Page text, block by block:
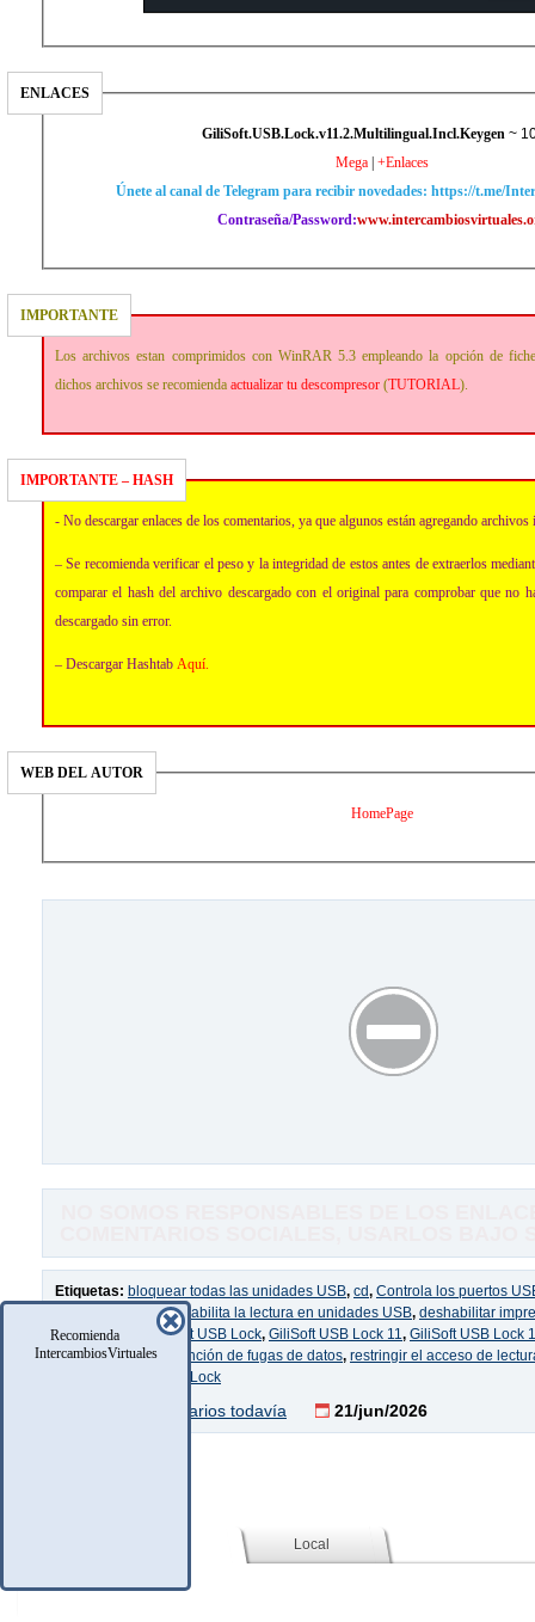
Recomienda
IntercambiosVirtuales
ENLACES
GiliSoft.USB.Lock.v11.2.Multilingual.Incl.Keygen ~
Mega +Enlaces
Únete al canal de Telegram para recibir novedades: https://t.me/
Contraseña/Password:
IMPORTANTE
Los archivos estan comprimidos con WinRAR 5.3 empleando la opción de
dichos archivos se recomienda actualizar tu descompresor (TUTORIAL).
IMPORTANTE – HASH
- No descargar enlaces de los comentarios, ya que algunos están agregando
– Se recomienda verificar el peso y la integridad de estos antes de extraerlos
comparar el hash del archivo descargado con el original para comprobar que no
descargado sin error.
– Descargar Hashtab Aquí
WEB DEL AUTOR
HomePage
Etiquetas: bloquear todas las unidades USB, cd, Controla los puertos
Deshabilita la lectura en unidades USB, deshabilitar
DVD,GiliSoft GiliSoft USB Lock, GiliSoft USB Lock 11, GiliSoft USB Lock
Multilenguaje,prevención de fugas de datos, restringir el acceso de
USB Lock
No hay comentarios todavía 21/jun/2026
Local